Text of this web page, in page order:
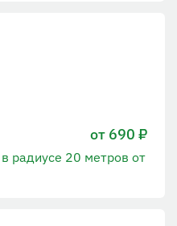
от 690 ₽
радиусе 20 метров от